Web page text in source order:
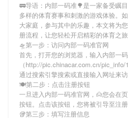
🚃导语： 内部一码准🌳是一家备受瞩
多样的体育赛事和刺激的游戏体验。
大家庭，参与其中的乐趣，本文将为
册流程，让您轻松开启精彩的体育之旅
🛸第一步：访问内部一码准官网
首先，打开您的浏览器，输入内部一
（http://pic.chinacar.com.cn/
通过搜索引擎搜索或直接输入网址来访
🍽第二步：点击注册按钮
一旦进入内部一码准官网，🙍您会在
按钮。点击该按钮，您将被引导至注册
🥡第三步：填写注册信息